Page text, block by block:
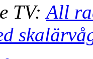
TV: All